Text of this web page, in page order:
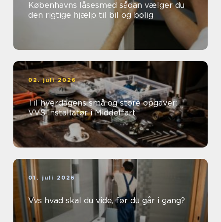
Københavns låsesmed sådan vælger du
den rigtige hjælp til bil og bolig
02. juli 2026
Til hverdagens små og store opgaver:
VVS installatør i Middelfart
01. juli 2026
Vvs hvad skal du vide, før du går i gang?